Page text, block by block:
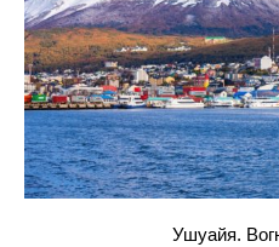
Ушуайя.